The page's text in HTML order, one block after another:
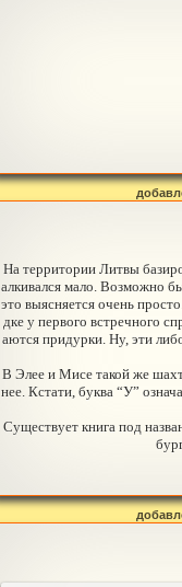
На территории Литвы
алкивался мало. Возможно
это выясняется очень
дке у первого встречного
аются придурки. Ну, эти
В Элее и Мисе такой же
нее. Кстати, буква “У”
Существует книга под